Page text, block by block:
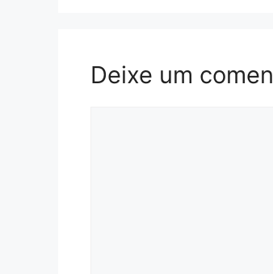
Deixe um